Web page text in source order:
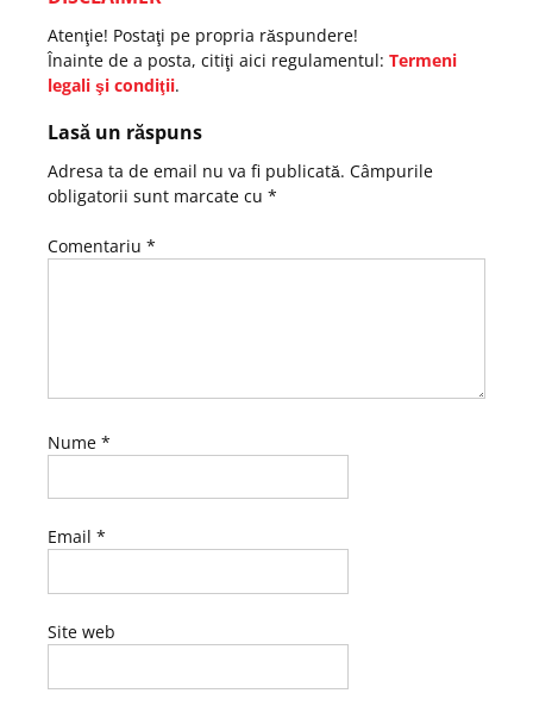
Atenţie! Postaţi pe propria răspundere!
Înainte de a posta, citiţi aici regulamentul: Termeni
legali şi condiţii.
Lasă un răspuns
Adresa ta de email nu va fi publicată. Câmpurile
obligatorii sunt marcate cu *
Comentariu *
Nume *
Email *
Site web